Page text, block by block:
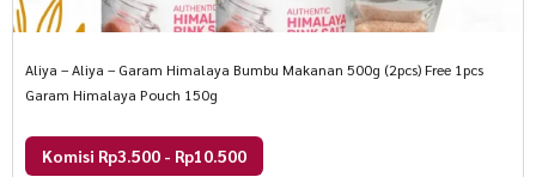
Aliya – Aliya – Garam Himalaya Bumbu Makanan 500g (2pcs) Free 1pcs
Garam Himalaya Pouch 150g
Komisi Rp3.500 - Rp10.500